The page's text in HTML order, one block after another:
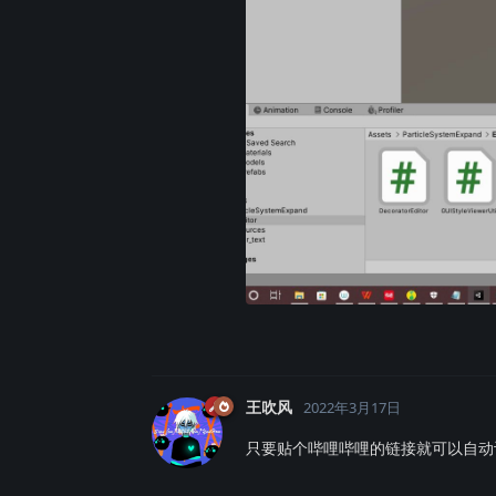
王吹风 2022年3月17日
只要贴个哔哩哔哩的链接就可以自